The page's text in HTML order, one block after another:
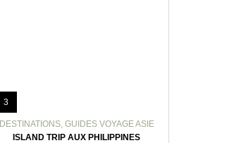
3
DESTINATIONS, GUIDES VOYAGE ASIE
ISLAND TRIP AUX PHILIPPINES